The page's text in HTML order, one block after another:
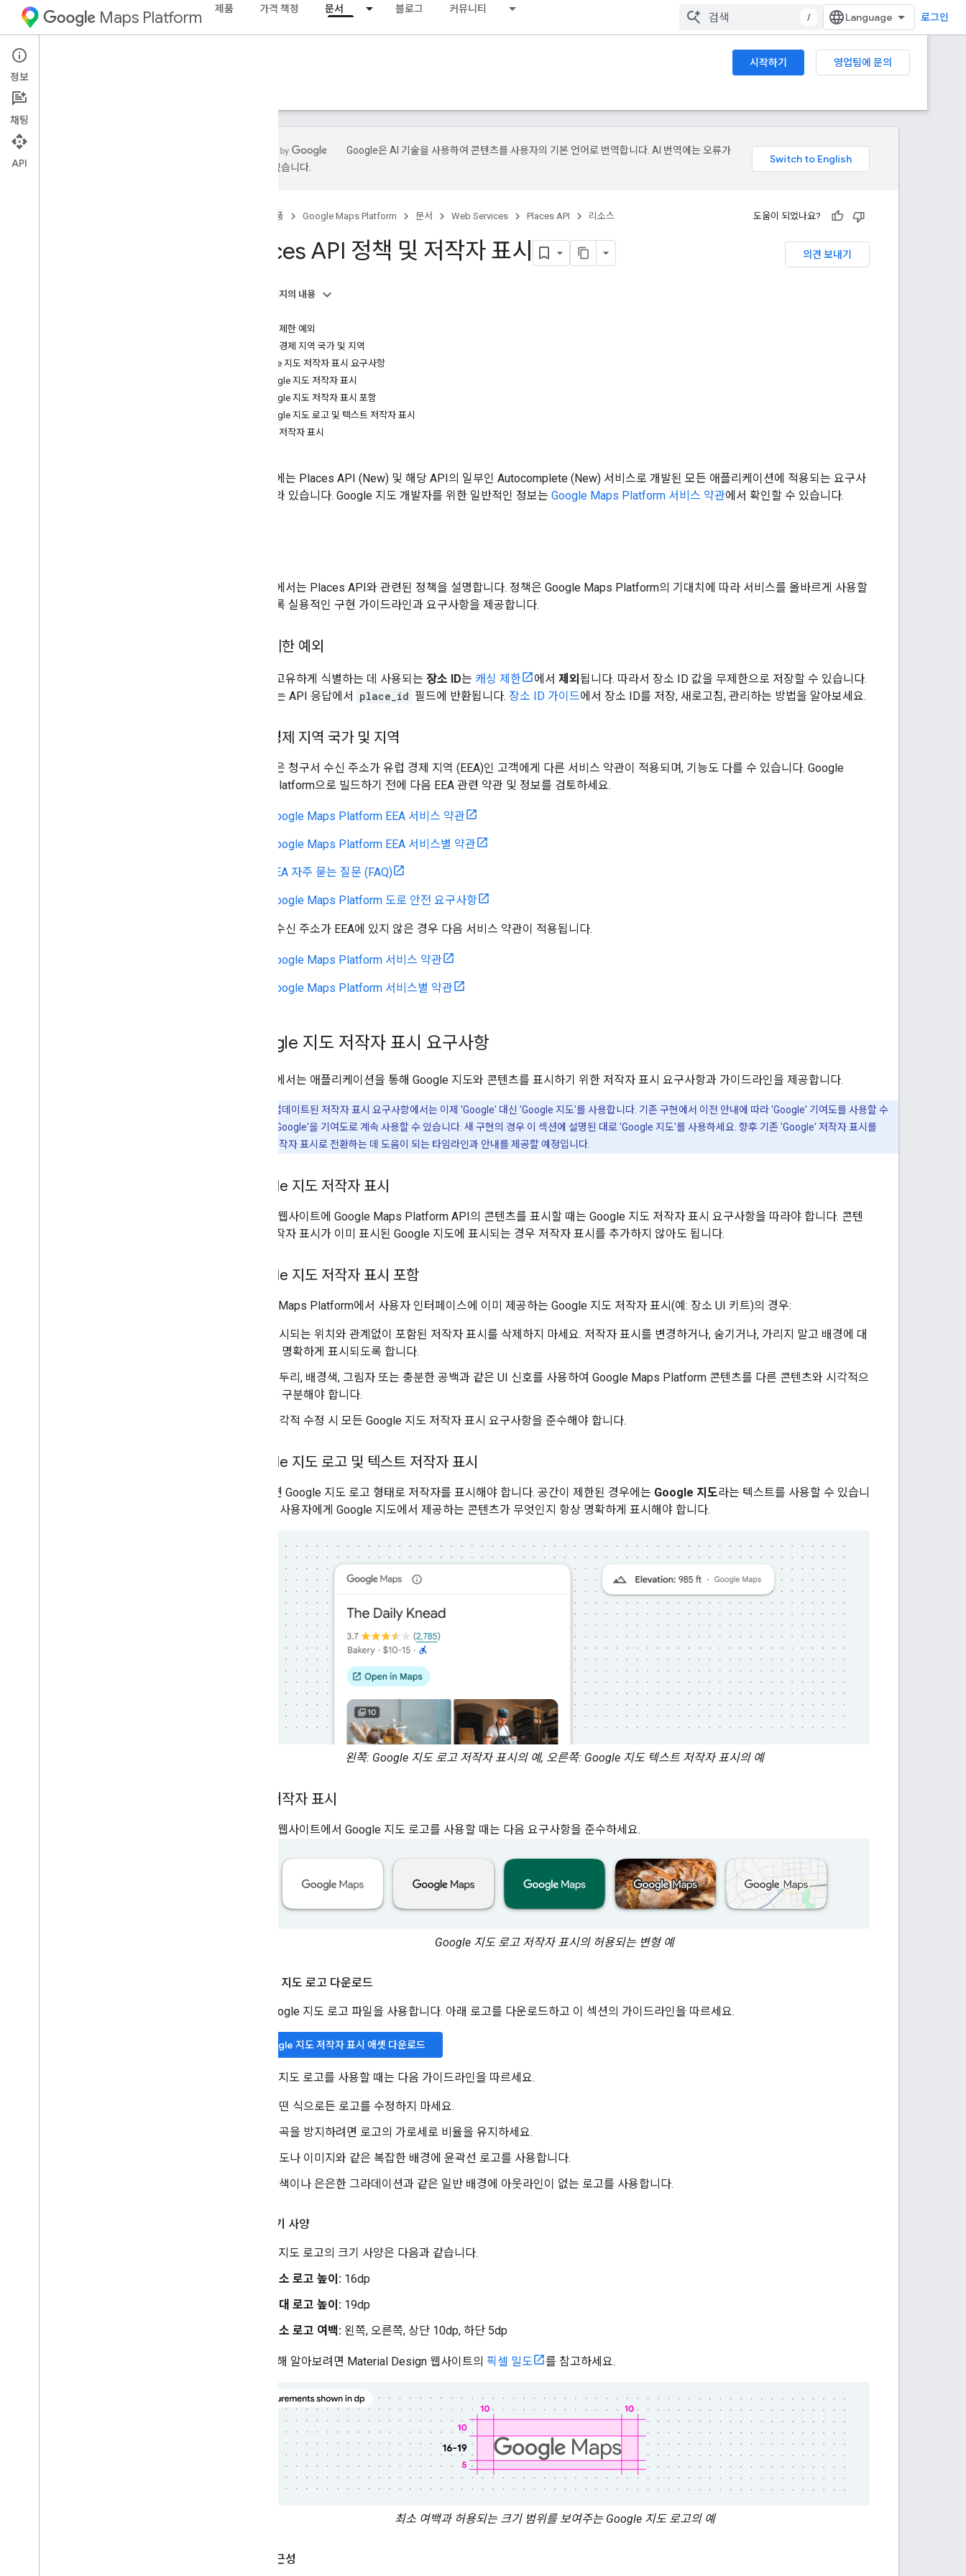
Maps Platform 제품 가격 책정 문서 블로그 커뮤니티
/ 로그인
Web Services 시작하기
영업팀에 문의
가이드
Google은 AI 기술을 사용하여 콘텐츠를 사용자의 기본 언어로 번역합니다. AI 번역에는 오류가
있을 수 있습니다.
제품 Google Maps Platform 문서 Web Services Places API 리소스 도움이 되었나요?
의견 보내기
Places API 정책 및 저작자 표시
이 페이지의 내용
캐싱 제한 예외
유럽 경제 지역 국가 및 지역
Google 지도 저작자 표시 요구사항
Google 지도 저작자 표시
Google 지도 저작자 표시 포함
Google 지도 로고 및 텍스트 저작자 표시
로고 저작자 표시
이 문서에는 Places API (New) 및 해당 API의 일부인 Autocomplete (New) 서비스로 개발된 모든 애플리케이션에 적용되는 요구사
항이 나와 있습니다. Google 지도 개발자를 위한 일반적인 정보는 Google Maps Platform 서비스 약관에서 확인할 수 있습니다.
이 섹션에서는 Places API와 관련된 정책을 설명합니다. 정책은 Google Maps Platform의 기대치에 따라 서비스를 올바르게 사용할
수 있도록 실용적인 구현 가이드라인과 요구사항을 제공합니다.
캐싱 제한 예외
장소를 고유하게 식별하는 데 사용되는 장소 ID는 캐싱 제한 에서 제외 됩니다. 따라서 장소 ID 값을 무제한으로 저장할 수 있습니다.
장소 ID는 API 응답에서
place_id 필드에 반환됩니다. 장소 ID 가이드에서 장소 ID를 저장, 새로고침, 관리하는 방법을 알아보세요.
유럽 경제 지역 국가 및 지역
이 제품은 청구서 수신 주소가 유럽 경제 지역 (EEA)인 고객에게 다른 서비스 약관이 적용되며, 기능도 다를 수 있습니다. Google
Maps Platform으로 빌드하기 전에 다음 EEA 관련 약관 및 정보를 검토하세요.
Google Maps Platform EEA 서비스 약관
Google Maps Platform EEA 서비스별 약관
EEA 자주 묻는 질문 (FAQ)
Google Maps Platform 도로 안전 요구사항
청구서 수신 주소가 EEA에 있지 않은 경우 다음 서비스 약관이 적용됩니다.
Google Maps Platform 서비스 약관
Google Maps Platform 서비스별 약관
Google 지도 저작자 표시 요구사항
이 섹션에서는 애플리케이션을 통해 Google 지도와 콘텐츠를 표시하기 위한 저작자 표시 요구사항과 가이드라인을 제공합니다.
다음 업데이트된 저작자 표시 요구사항에서는 이제 'Google' 대신 'Google 지도'를 사용합니다. 기존 구현에서 이전 안내에 따라 'Google' 기여도를 사용할 수
있으며, 당분간 'Google'을 기여도로 계속 사용할 수 있습니다. 새 구현의 경우 이 섹션에 설명된 대로 'Google 지도'를 사용하세요. 향후 기존 'Google' 저작자 표시를
'Google 지도' 저작자 표시로 전환하는 데 도움이 되는 타임라인과 안내를 제공할 예정입니다.
Google 지도 저작자 표시
앱 또는 웹사이트에 Google Maps Platform API의 콘텐츠를 표시할 때는 Google 지도 저작자 표시 요구사항을 따라야 합니다. 콘텐
츠가 저작자 표시가 이미 표시된 Google 지도에 표시되는 경우 저작자 표시를 추가하지 않아도 됩니다.
Google 지도 저작자 표시 포함
Google Maps Platform에서 사용자 인터페이스에 이미 제공하는 Google 지도 저작자 표시(예: 장소 UI 키트)의 경우:
표시되는 위치와 관계없이 포함된 저작자 표시를 삭제하지 마세요. 저작자 표시를 변경하거나, 숨기거나, 가리지 말고 배경에 대
해 명확하게 표시되도록 합니다.
테두리, 배경색, 그림자 또는 충분한 공백과 같은 UI 신호를 사용하여 Google Maps Platform 콘텐츠를 다른 콘텐츠와 시각적으
로 구분해야 합니다.
시각적 수정 시 모든 Google 지도 저작자 표시 요구사항을 준수해야 합니다.
Google 지도 로고 및 텍스트 저작자 표시
가능하면 Google 지도 로고 형태로 저작자를 표시해야 합니다. 공간이 제한된 경우에는 Google 지도라는 텍스트를 사용할 수 있습니
다. 최종 사용자에게 Google 지도에서 제공하는 콘텐츠가 무엇인지 항상 명확하게 표시해야 합니다.
왼쪽: Google 지도 로고 저작자 표시의 예, 오른쪽: Google 지도 텍스트 저작자 표시의 예
로고 저작자 표시
앱 또는 웹사이트에서 Google 지도 로고를 사용할 때는 다음 요구사항을 준수하세요.
Google 지도 로고 저작자 표시의 허용되는 변형 예
Google 지도 로고 다운로드
공식 Google 지도 로고 파일을 사용합니다. 아래 로고를 다운로드하고 이 섹션의 가이드라인을 따르세요.
Google 지도 저작자 표시 애셋 다운로드
Google 지도 로고를 사용할 때는 다음 가이드라인을 따르세요.
어떤 식으로든 로고를 수정하지 마세요.
왜곡을 방지하려면 로고의 가로세로 비율을 유지하세요.
지도나 이미지와 같은 복잡한 배경에 윤곽선 로고를 사용합니다.
단색이나 은은한 그라데이션과 같은 일반 배경에 아웃라인이 없는 로고를 사용합니다.
로고 크기 사양
Google 지도 로고의 크기 사양은 다음과 같습니다.
최소 로고 높이: 16dp
최대 로고 높이: 19dp
최소 로고 여백: 왼쪽, 오른쪽, 상단 10dp, 하단 5dp
dp에 관해 알아보려면 Material Design 웹사이트의 픽셀 밀도 를 참고하세요.
최소 여백과 허용되는 크기 범위를 보여주는 Google 지도 로고의 예
로고 접근성
정보
채팅
API